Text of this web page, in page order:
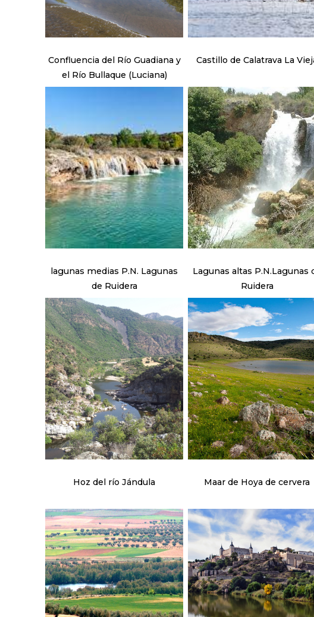
Confluencia del Río Guadiana y
el Río Bullaque (Luciana)
Castillo de Calatrava La
lagunas medias P.N. Lagunas
de Ruidera
Lagunas altas P.N.Lagunas de
Ruidera
Hoz del río Jándula Maar de Hoya de cervera